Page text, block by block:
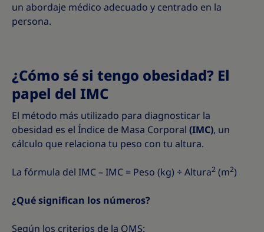
un abordaje médico adecuado y centrado en la
persona.
¿Cómo sé si tengo obesidad? El
papel del IMC
El método más utilizado para diagnosticar la
obesidad es el Índice de Masa Corporal (IMC), un
cálculo que relaciona tu peso con tu altura.
La fórmula del IMC – IMC = Peso (kg) ÷ Altura2 (m2)
¿Qué significan los números?
Según los criterios de la OMS: